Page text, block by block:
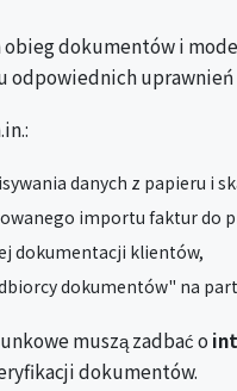
dokumentów i
odpowiednich uprawnień
danych z papieru i
importu faktur do
dokumentacji klientów,
dokumentów" na
muszą zadbać o
dokumentów.